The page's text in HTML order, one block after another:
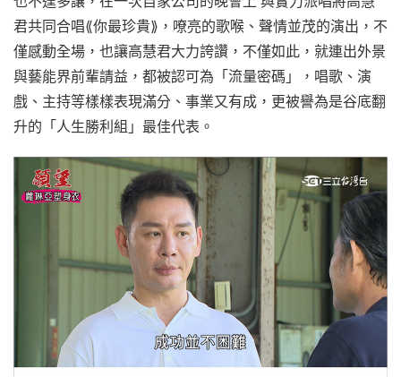
君共同合唱⟪你最珍貴⟫，嘹亮的歌喉、聲情並茂的演出，不
僅感動全場，也讓高慧君大力誇讚，不僅如此，就連出外景
與藝能界前輩請益，都被認可為「流量密碼」，唱歌、演
戲、主持等樣樣表現滿分、事業又有成，更被譽為是谷底翻
升的「人生勝利組」最佳代表。